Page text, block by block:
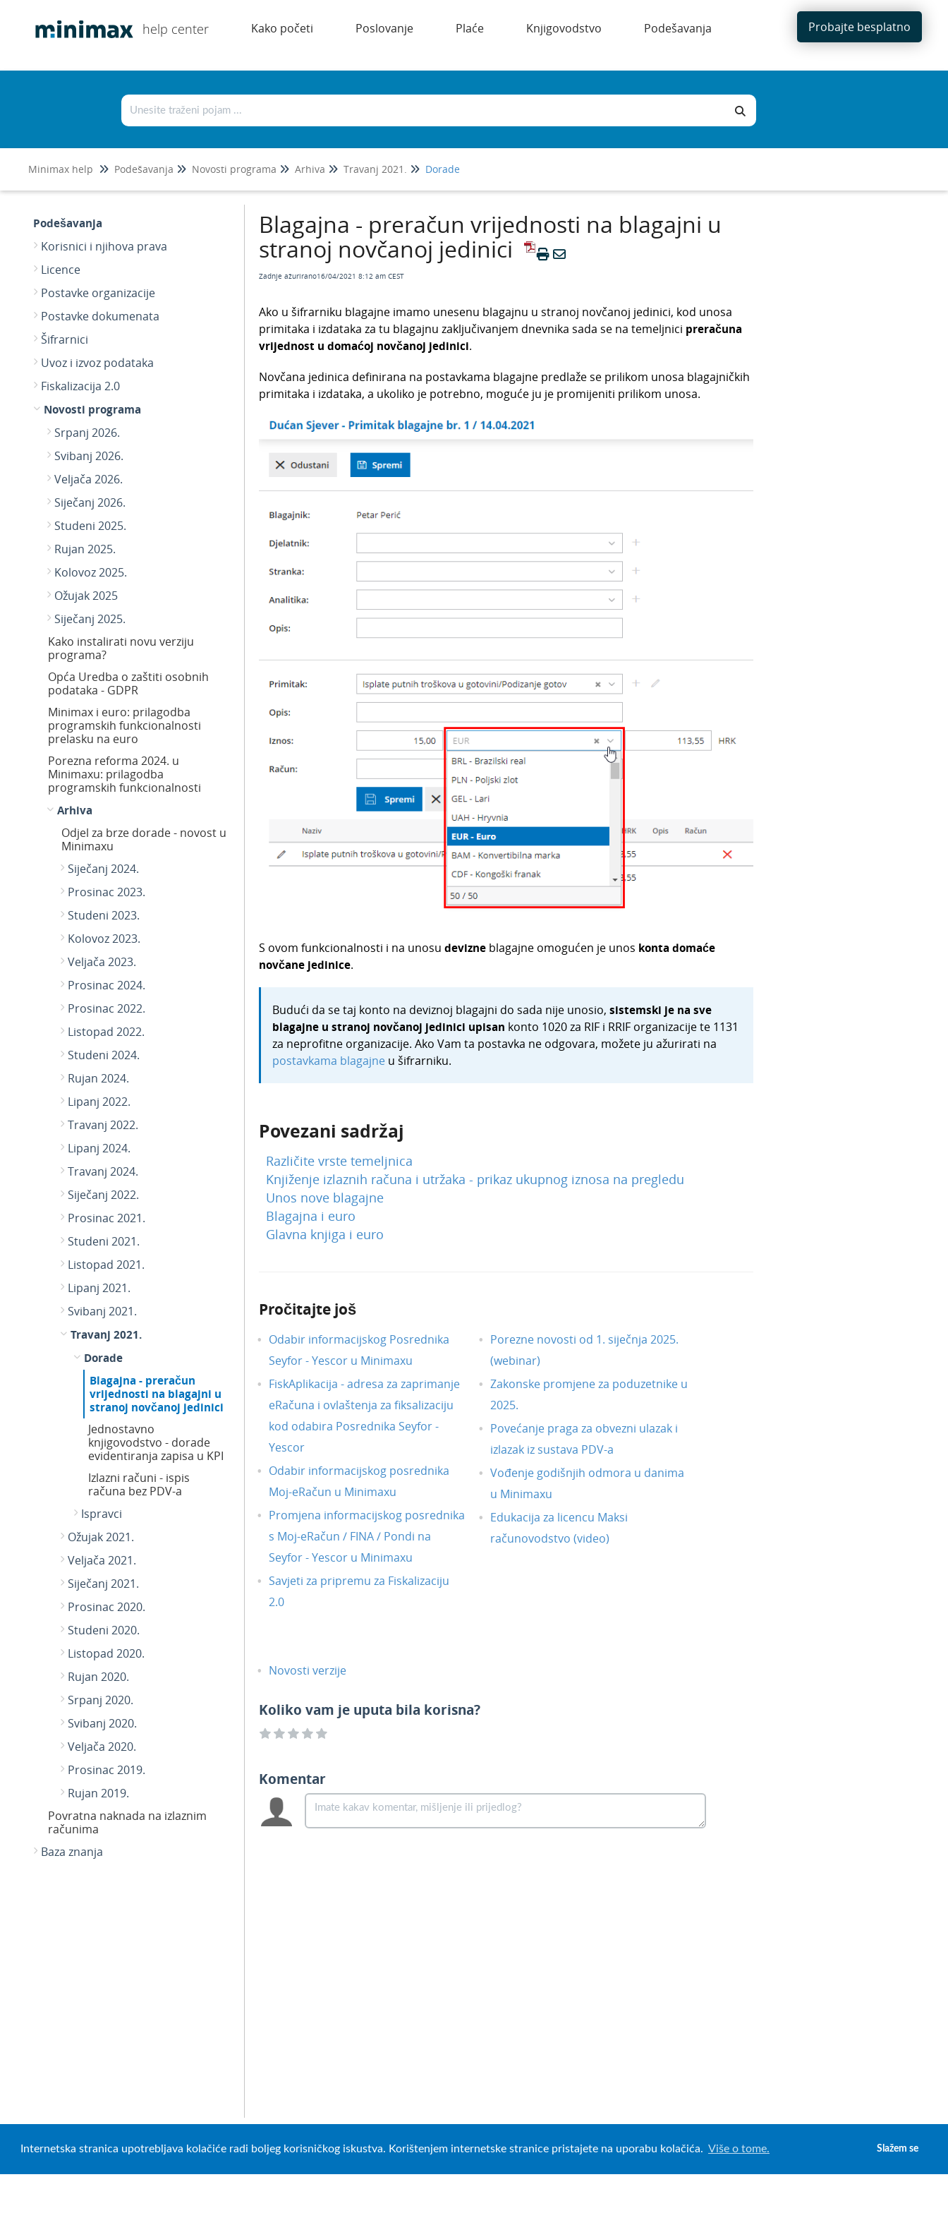
Internetska stranica upotrebljava kolačiće radi boljeg korisničkog iskustva. Korištenjem internetske stranice pristajete na uporabu kolačića. Više o tome. Slažem se
help center Kako početi Poslovanje Plaće Knjigovodstvo Podešavanja Probajte besplatno
Minimax help Podešavanja Novosti programa Arhiva Travanj 2021. Dorade
Podešavanja
Korisnici i njihova prava
Licence
Postavke organizacije
Postavke dokumenata
Šifrarnici
Uvoz i izvoz podataka
Fiskalizacija 2.0
Novosti programa
Srpanj 2026.
Svibanj 2026.
Veljača 2026.
Siječanj 2026.
Studeni 2025.
Rujan 2025.
Kolovoz 2025.
Ožujak 2025
Siječanj 2025.
Kako instalirati novu verziju
programa?
Opća Uredba o zaštiti osobnih
podataka - GDPR
Minimax i euro: prilagodba
programskih funkcionalnosti
prelasku na euro
Porezna reforma 2024. u
Minimaxu: prilagodba
programskih funkcionalnosti
Arhiva
Odjel za brze dorade - novost u
Minimaxu
Siječanj 2024.
Prosinac 2023.
Studeni 2023.
Kolovoz 2023.
Veljača 2023.
Prosinac 2024.
Prosinac 2022.
Listopad 2022.
Studeni 2024.
Rujan 2024.
Lipanj 2022.
Travanj 2022.
Lipanj 2024.
Travanj 2024.
Siječanj 2022.
Prosinac 2021.
Studeni 2021.
Listopad 2021.
Lipanj 2021.
Svibanj 2021.
Travanj 2021.
Dorade
Blagajna - preračun
vrijednosti na blagajni u
stranoj novčanoj jedinici
Jednostavno
knjigovodstvo - dorade
evidentiranja zapisa u KPI
Izlazni računi - ispis
računa bez PDV-a
Ispravci
Ožujak 2021.
Veljača 2021.
Siječanj 2021.
Prosinac 2020.
Studeni 2020.
Listopad 2020.
Rujan 2020.
Srpanj 2020.
Svibanj 2020.
Veljača 2020.
Prosinac 2019.
Rujan 2019.
Povratna naknada na izlaznim
računima
Baza znanja
Blagajna - preračun vrijednosti na blagajni u
stranoj novčanoj jedinici
Zadnje ažurirano16/04/2021 8:12 am CEST
Ako u šifrarniku blagajne imamo unesenu blagajnu u stranoj novčanoj jedinici, kod unosa
primitaka i izdataka za tu blagajnu zaključivanjem dnevnika sada se na temeljnici preračuna
vrijednost u domaćoj novčanoj jedinici.
Novčana jedinica definirana na postavkama blagajne predlaže se prilikom unosa blagajničkih
primitaka i izdataka, a ukoliko je potrebno, moguće ju je promijeniti prilikom unosa.
S ovom funkcionalnosti i na unosu devizne blagajne omogućen je unos konta domaće
novčane jedinice.
Budući da se taj konto na deviznoj blagajni do sada nije unosio, sistemski je na sve
blagajne u stranoj novčanoj jedinici upisan konto 1020 za RIF i RRIF organizacije te 1131
za neprofitne organizacije. Ako Vam ta postavka ne odgovara, možete ju ažurirati na
postavkama blagajne u šifrarniku.
Povezani sadržaj
Različite vrste temeljnica
Knjiženje izlaznih računa i utržaka - prikaz ukupnog iznosa na pregledu
Unos nove blagajne
Blagajna i euro
Glavna knjiga i euro
Pročitajte još
Odabir informacijskog Posrednika
Seyfor - Yescor u Minimaxu
FiskAplikacija - adresa za zaprimanje
eRačuna i ovlaštenja za fiksalizaciju
kod odabira Posrednika Seyfor -
Yescor
Odabir informacijskog posrednika
Moj-eRačun u Minimaxu
Promjena informacijskog posrednika
s Moj-eRačun / FINA / Pondi na
Seyfor - Yescor u Minimaxu
Savjeti za pripremu za Fiskalizaciju
2.0
Novosti verzije
Porezne novosti od 1. siječnja 2025.
(webinar)
Zakonske promjene za poduzetnike u
2025.
Povećanje praga za obvezni ulazak i
izlazak iz sustava PDV-a
Vođenje godišnjih odmora u danima
u Minimaxu
Edukacija za licencu Maksi
računovodstvo (video)
Koliko vam je uputa bila korisna?
Komentar